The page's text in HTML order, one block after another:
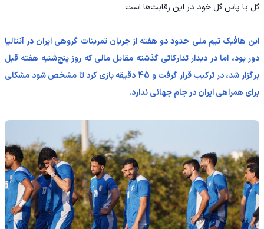
گل یا پاس گل خود در این رقابت‌ها است.
این هافبک تیم ملی حدود دو هفته از جریان تمرینات گروهی ایران در آنتالیا
دور بود، اما در دیدار تدارکاتی گذشته مقابل مالی که روز پنج‌شنبه هفته قبل
برگزار شد، در ترکیب قرار گرفت و 45 دقیقه بازی کرد تا مشخص شود مشکلی
برای همراهی ایران در جام جهانی ندارد.